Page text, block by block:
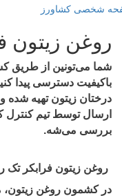
شخصی کشاورز
روغن زیتون
شما می‌تونین از طریق
باکیفیت دسترسی پیدا
درختان زیتون تهیه شده و
ارسال توسط تیم کنترل
بررسی می‌شه.
روغن زیتون فرابکر تک
در کشمون روغن زیتون،